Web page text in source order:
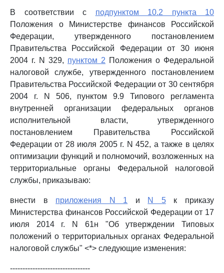
В соответствии с подпунктом 10.2 пункта 10
Положения о Министерстве финансов Российской
Федерации, утвержденного постановлением
Правительства Российской Федерации от 30 июня
2004 г. N 329, пунктом 2 Положения о Федеральной
налоговой службе, утвержденного постановлением
Правительства Российской Федерации от 30 сентября
2004 г. N 506, пунктом 9.9 Типового регламента
внутренней организации федеральных органов
исполнительной власти, утвержденного
постановлением Правительства Российской
Федерации от 28 июля 2005 г. N 452, а также в целях
оптимизации функций и полномочий, возложенных на
территориальные органы Федеральной налоговой
службы, приказываю:
внести в приложения N 1 и N 5к приказу
Министерства финансов Российской Федерации от 17
июля 2014 г. N 61н "Об утверждении Типовых
положений о территориальных органах Федеральной
налоговой службы" <*> следующие изменения:
--------------------------------